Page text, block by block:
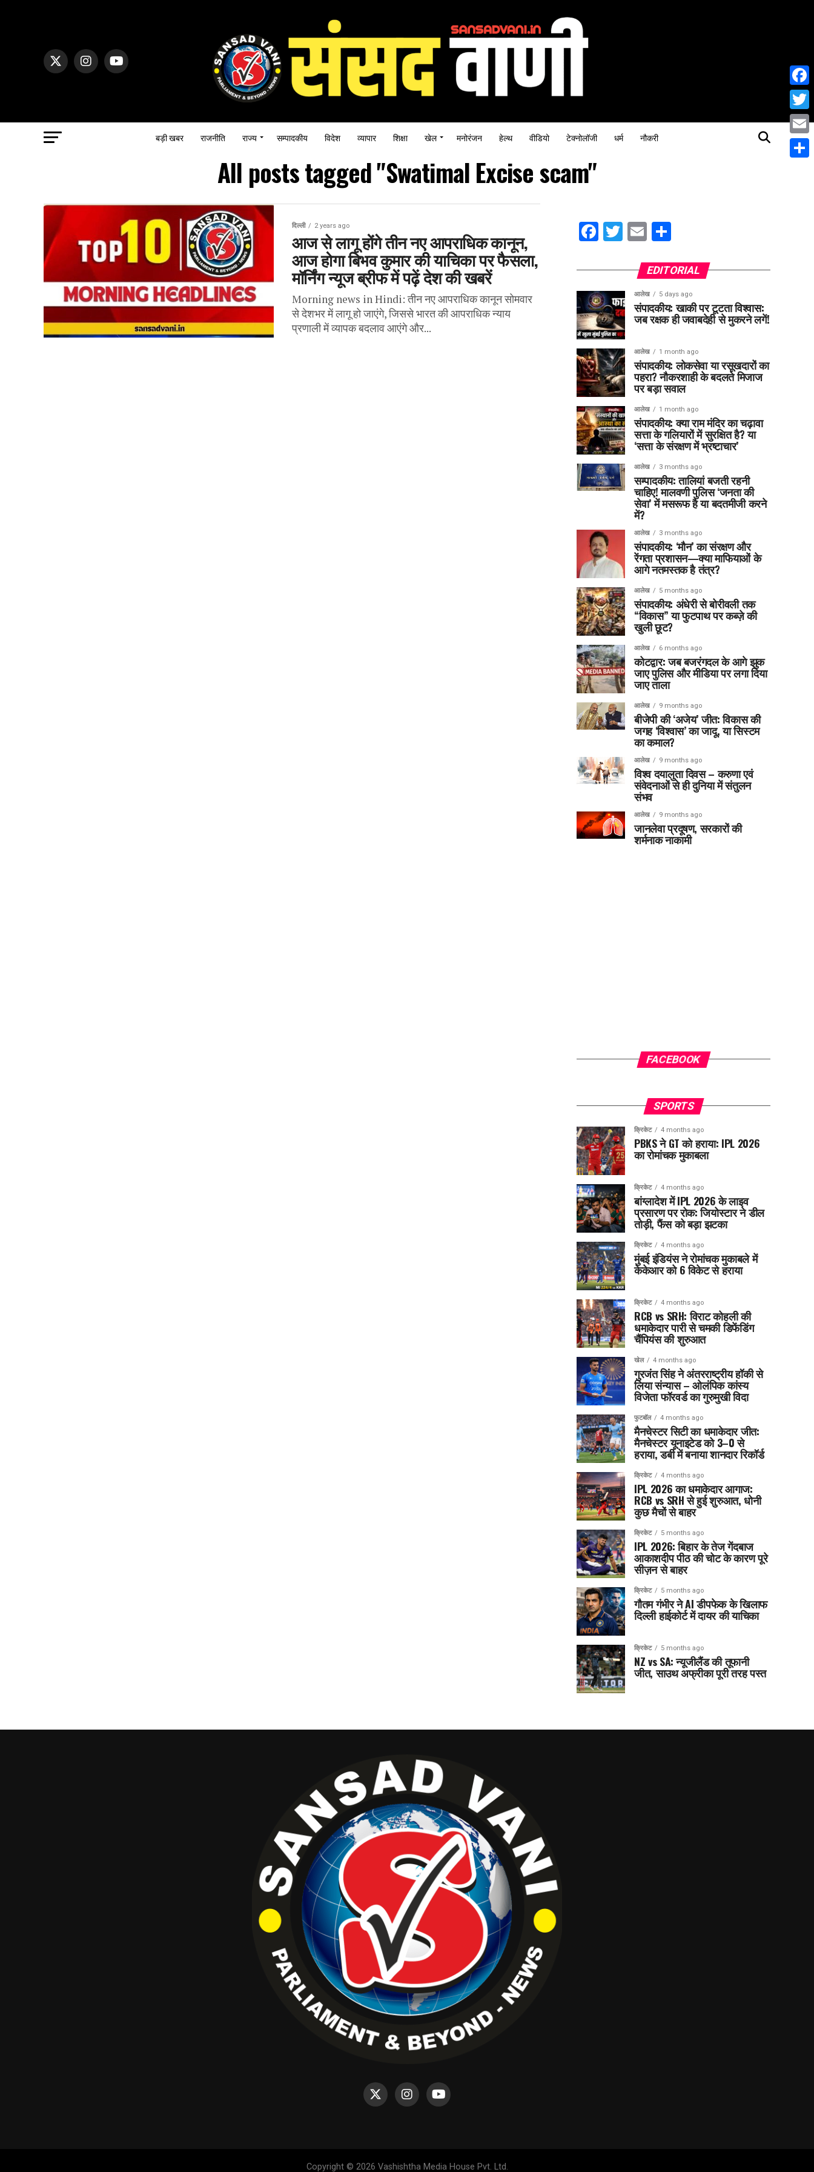
बड़ी खबर राजनीति राज्य सम्पादकीय विदेश व्यापार शिक्षा खेल मनोरंजन हेल्थ वीडियो टेक्नोलॉजी धर्म नौकरी
All posts tagged "Swatimal Excise scam"
दिल्ली 2 years ago
आज से लागू होंगे तीन नए आपराधिक कानून,
आज होगा बिभव कुमार की याचिका पर फैसला,
मॉर्निंग न्यूज ब्रीफ में पढ़ें देश की खबरें
Morning news in Hindi: तीन नए आपराधिक कानून सोमवार
से देशभर में लागू हो जाएंगे, जिससे भारत की आपराधिक न्याय
प्रणाली में व्यापक बदलाव आएंगे और...
Facebook
Twitter
Email
EDITORIAL
आलेख 5 days ago
संपादकीय: खाकी पर टूटता विश्वास:
जब रक्षक ही जवाबदेही से मुकरने लगें!
आलेख 1 month ago
संपादकीय: लोकसेवा या रसूखदारों का
पहरा? नौकरशाही के बदलते मिजाज
पर बड़ा सवाल
आलेख 1 month ago
संपादकीय: क्या राम मंदिर का चढ़ावा
सत्ता के गलियारों में सुरक्षित है? या
‘सत्ता के संरक्षण में भ्रष्टाचार’
आलेख 3 months ago
सम्पादकीय: तालियां बजती रहनी
चाहिए! मालवणी पुलिस ‘जनता की
सेवा’ में मसरूफ है या बदतमीजी करने
में?
आलेख 3 months ago
संपादकीय: ‘मौन’ का संरक्षण और
रेंगता प्रशासन—क्या माफियाओं के
आगे नतमस्तक है तंत्र?
आलेख 5 months ago
संपादकीय: अंधेरी से बोरीवली तक
“विकास” या फुटपाथ पर कब्ज़े की
खुली छूट?
आलेख 6 months ago
कोटद्वार: जब बजरंगदल के आगे झुक
जाए पुलिस और मीडिया पर लगा दिया
जाए ताला
आलेख 9 months ago
बीजेपी की ‘अजेय’ जीत: विकास की
जगह ‘विश्वास’ का जादू, या सिस्टम
का कमाल?
आलेख 9 months ago
विश्व दयालुता दिवस – करुणा एवं
संवेदनाओं से ही दुनिया में संतुलन
संभव
आलेख 9 months ago
जानलेवा प्रदूषण, सरकारों की
शर्मनाक नाकामी
FACEBOOK
SPORTS
क्रिकेट 4 months ago
PBKS ने GT को हराया: IPL 2026
का रोमांचक मुकाबला
क्रिकेट 4 months ago
बांग्लादेश में IPL 2026 के लाइव
प्रसारण पर रोक: जियोस्टार ने डील
तोड़ी, फैंस को बड़ा झटका
क्रिकेट 4 months ago
मुंबई इंडियंस ने रोमांचक मुकाबले में
केकेआर को 6 विकेट से हराया
क्रिकेट 4 months ago
RCB vs SRH: विराट कोहली की
धमाकेदार पारी से चमकी डिफेंडिंग
चैंपियंस की शुरुआत
खेल 4 months ago
गुरजंत सिंह ने अंतरराष्ट्रीय हॉकी से
लिया संन्यास – ओलंपिक कांस्य
विजेता फॉरवर्ड का गुरुमुखी विदा
फुटबॉल 4 months ago
मैनचेस्टर सिटी का धमाकेदार जीत:
मैनचेस्टर यूनाइटेड को 3–0 से
हराया, डर्बी में बनाया शानदार रिकॉर्ड
क्रिकेट 4 months ago
IPL 2026 का धमाकेदार आगाज:
RCB vs SRH से हुई शुरुआत, धोनी
कुछ मैचों से बाहर
क्रिकेट 5 months ago
IPL 2026: बिहार के तेज गेंदबाज
आकाशदीप पीठ की चोट के कारण पूरे
सीज़न से बाहर
क्रिकेट 5 months ago
गौतम गंभीर ने AI डीपफेक के खिलाफ
दिल्ली हाईकोर्ट में दायर की याचिका
क्रिकेट 5 months ago
NZ vs SA: न्यूजीलैंड की तूफानी
जीत, साउथ अफ्रीका पूरी तरह पस्त
Copyright © 2026 Vashishtha Media House Pvt. Ltd.
Email